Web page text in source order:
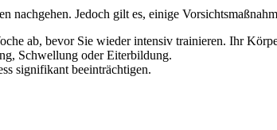
Jedoch gilt es, einige
ab, bevor Sie wieder intensiv trainieren. Ihr
Schwellung oder Eiterbildung.
signifikant beeinträchtigen.